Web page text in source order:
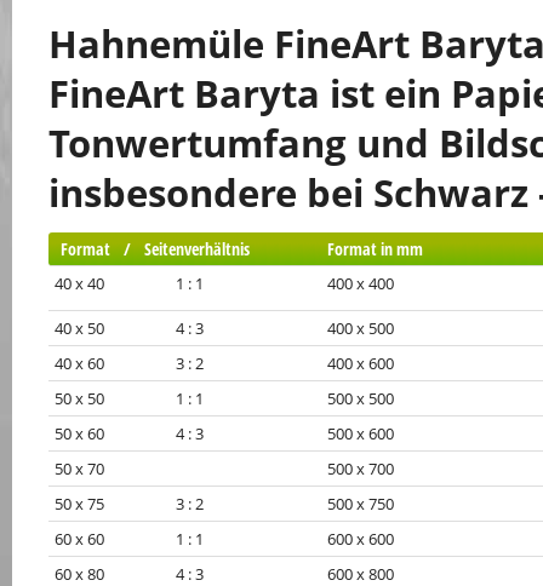
Hahnemüle FineArt
FineArt Baryta ist ein
Tonwertumfang und
insbesondere bei Schwarz
Format / Seitenverhältnis Format in mm
40 x 40 1 : 1 400 x 400
40 x 50 4 : 3
400 x 500
40 x 60 3 : 2
400 x 600
50 x 50 1 : 1
500 x 500
50 x 60 4 : 3
500 x 600
50 x 70
500 x 700
50 x 75 3 : 2
500 x 750
60 x 60 1 : 1
600 x 600
60 x 80 4 : 3
600 x 800